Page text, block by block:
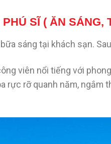
SĨ ( ĂN SÁNG,
sáng tại khách sạn.
viên nổi tiếng với
rực rỡ quanh năm, ngắm